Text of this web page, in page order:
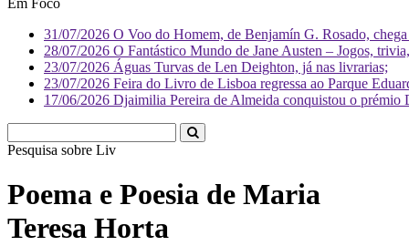
31/07/2026 O Voo do Homem, de Benjamín G. Rosado,
28/07/2026 O Fantástico Mundo de Jane Austen – Jogos,
23/07/2026 Águas Turvas de Len Deighton, já nas livrarias;
23/07/2026 Feira do Livro de Lisboa regressa ao Parque
17/06/2026 Djaimilia Pereira de Almeida conquistou o
Pesquisa sobre Literatura
Poema e Poesia de Maria
Teresa Horta